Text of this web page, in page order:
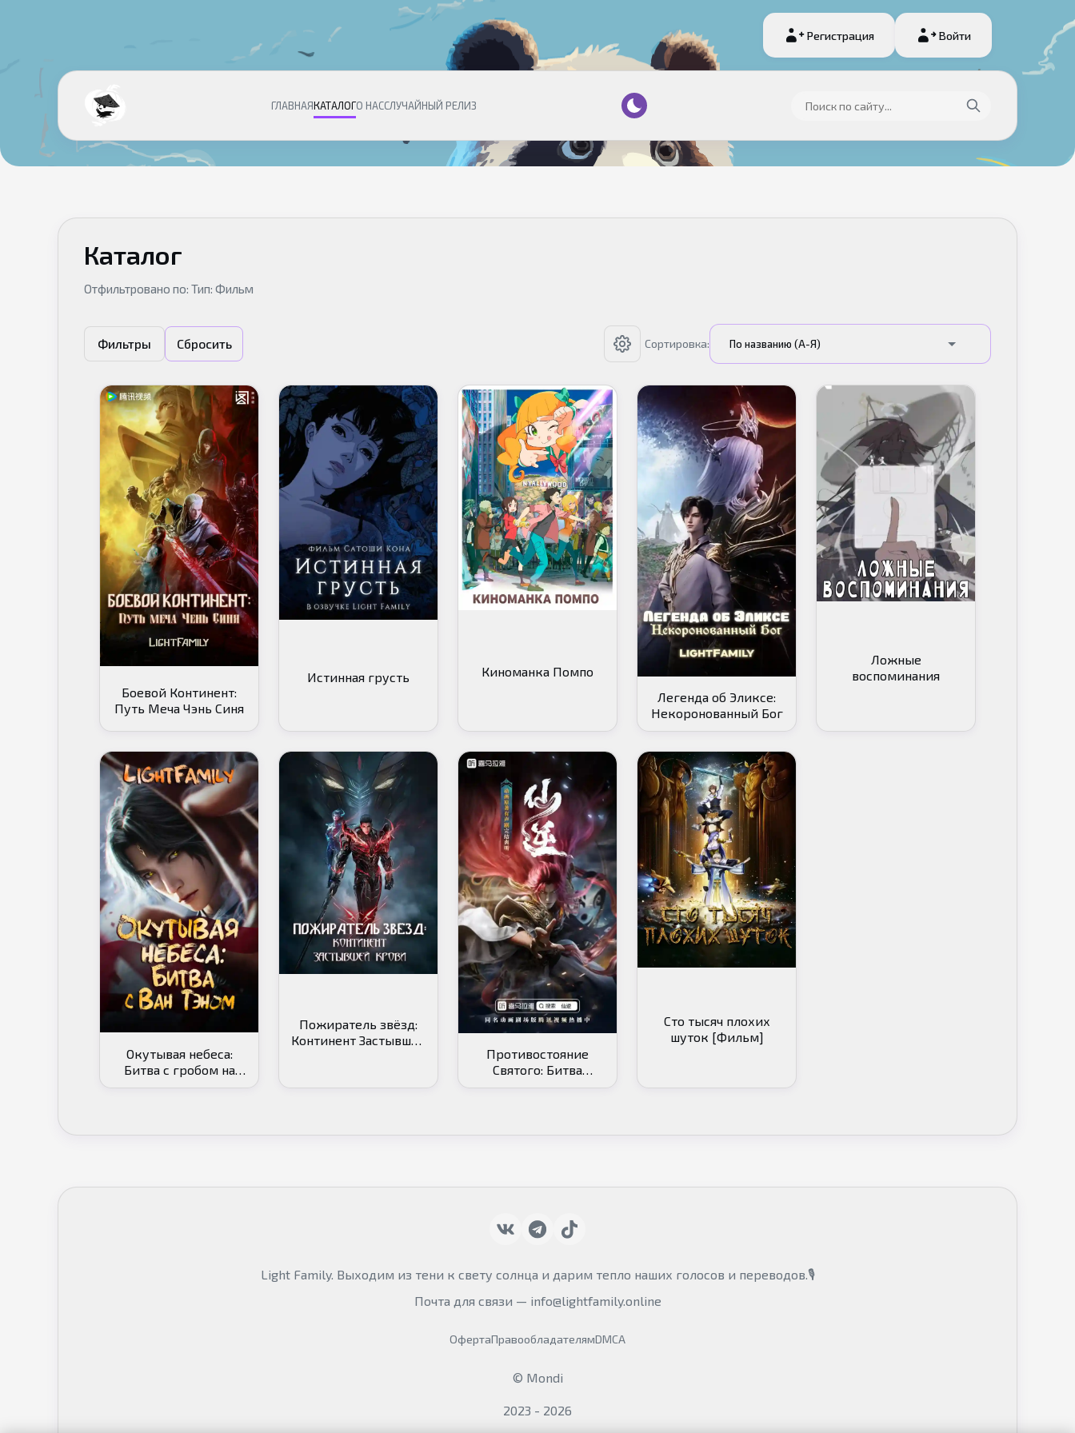
Регистрация Войти
ГЛАВНАЯКАТАЛОГО НАССЛУЧАЙНЫЙ РЕЛИЗ
Каталог
Отфильтровано по: Тип: Фильм
Фильтры Сбросить Сортировка: По названию (А-Я)
Боевой Континент:
Путь Меча Чэнь Синя
Истинная грусть
Киноманка Помпо
Легенда об Эликсе:
Некоронованный Бог
Ложные
воспоминания
Окутывая небеса:
Битва с гробом на
спине против Ван Тэна
Пожиратель звёзд:
Континент Застывшей
Противостояние
Святого: Битва
пришествия богов
Сто тысяч плохих
шуток [Фильм]
Light Family. Выходим из тени к свету солнца и дарим тепло наших голосов и переводов.🎙
Почта для связи — info@lightfamily.online
ОфертаПравообладателямDMCA
© Mondi
2023 - 2026